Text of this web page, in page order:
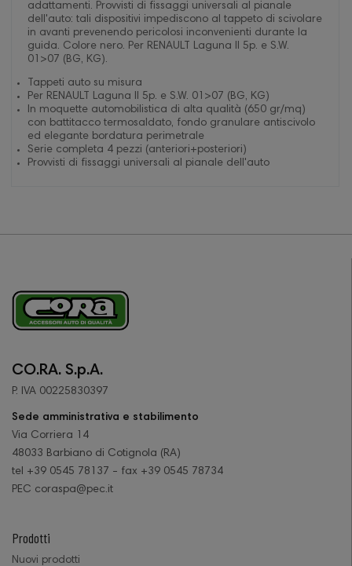
adattamenti. Provvisti di fissaggi universali al pianale
dell'auto: tali dispositivi impediscono al tappeto di scivolare
in avanti prevenendo pericolosi inconvenienti durante la
guida. Colore nero. Per RENAULT Laguna II 5p. e S.W.
01>07 (BG, KG).
Tappeti auto su misura
Per RENAULT Laguna II 5p. e S.W. 01>07 (BG, KG)
In moquette automobilistica di alta qualità (650 gr/mq)
con battitacco termosaldato, fondo granulare antiscivolo
ed elegante bordatura perimetrale
Serie completa 4 pezzi (anteriori+posteriori)
Provvisti di fissaggi universali al pianale dell'auto
CO.RA. S.p.A.
P. IVA 00225830397
Sede amministrativa e stabilimento
Via Corriera 14
48033 Barbiano di Cotignola (RA)
tel +39 0545 78137 - fax +39 0545 78734
PEC coraspa@pec.it
Prodotti
Nuovi prodotti